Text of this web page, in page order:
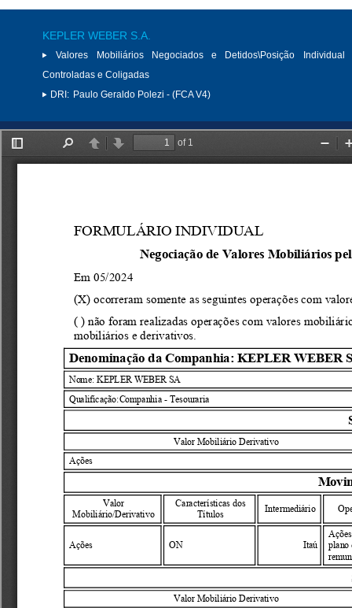
KEPLER WEBER S.A.
Valores Mobiliários Negociados e Detidos\Posição
Controladas e Coligadas
DRI: Paulo Geraldo Polezi - (FCA V4)